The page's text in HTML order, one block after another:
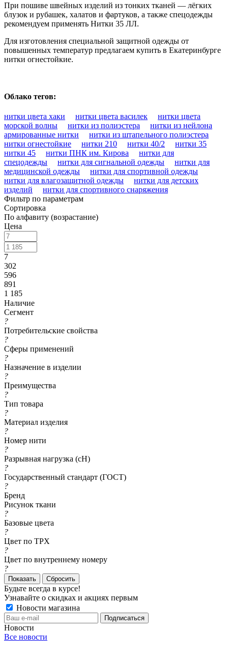
При пошиве швейных изделий из тонких тканей — лёгких
блузок и рубашек, халатов и фартуков, а также спецодежды
рекомендуем применять Нитки 35 ЛЛ.
Для изготовления специальной защитной одежды от
повышенных температур предлагаем купить в Екатеринбурге
нитки огнестойкие.
Облако тегов:
нитки цвета хаки нитки цвета василек
нитки цвета
морской волны
нитки из полиэстера
нитки из нейлона
армированные нитки
нитки из штапельного полиэстера
нитки огнестойкие
нитки 210 нитки 40/2
нитки 35
нитки 45
нитки ПНК им. Кирова
нитки для
спецодежды
нитки для сигнальной одежды
нитки для
медицинской одежды
нитки для спортивной одежды
нитки для влагозащитной одежды
нитки для детских
изделий
нитки для спортивного снаряжения
Фильтр по параметрам
Сортировка
По алфавиту (возрастание)
Цена
7
302
596
891
1 185
Наличие
Сегмент
?
Потребительские свойства
?
Сферы применений
?
Назначение в изделии
?
Преимущества
?
Тип товара
?
Материал изделия
?
Номер нити
?
Разрывная нагрузка (сН)
?
Государственный стандарт (ГОСТ)
?
Бренд
Рисунок ткани
?
Базовые цвета
?
Цвет по TPX
?
Цвет по внутреннему номеру
?
Сбросить
Будьте всегда в курсе!
Узнавайте о скидках и акциях первым
Новости магазина
Новости
Все новости